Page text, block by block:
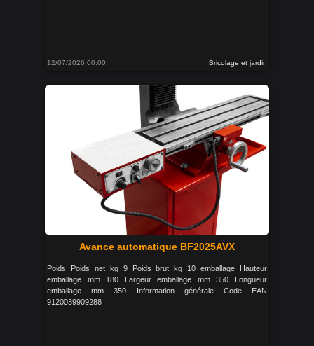
12/07/2026 00:00 Bricolage et jardin
Avance automatique BF2025AVX
Poids Poids net kg 9 Poids brut kg 10 emballage Hauteur
emballage mm 180 Largeur emballage mm 350 Longueur
emballage mm 350 Information générale Code EAN
9120039909288